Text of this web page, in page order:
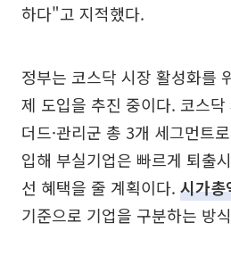
하다"고 지적했다.
정부는 코스닥 시장 활성화를
제 도입을 추진 중이다. 코스닥
더드·관리군 총 3개 세그먼트
입해 부실기업은 빠르게 퇴출
선 혜택을 줄 계획이다. 시가총
기준으로 기업을 구분하는 방